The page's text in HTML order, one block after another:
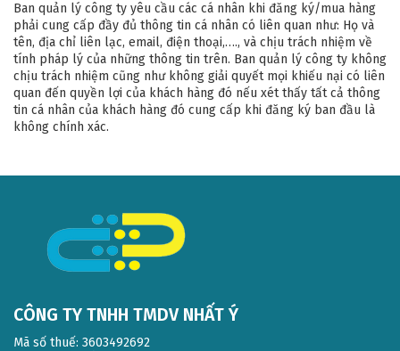
Ban quản lý công ty yêu cầu các cá nhân khi đăng ký/mua hàng
phải cung cấp đầy đủ thông tin cá nhân có liên quan như: Họ và
tên, địa chỉ liên lạc, email, điện thoại,…., và chịu trách nhiệm về
tính pháp lý của những thông tin trên. Ban quản lý công ty không
chịu trách nhiệm cũng như không giải quyết mọi khiếu nại có liên
quan đến quyền lợi của khách hàng đó nếu xét thấy tất cả thông
tin cá nhân của khách hàng đó cung cấp khi đăng ký ban đầu là
không chính xác.
CÔNG TY TNHH TMDV NHẤT Ý
Mã số thuế: 3603492692